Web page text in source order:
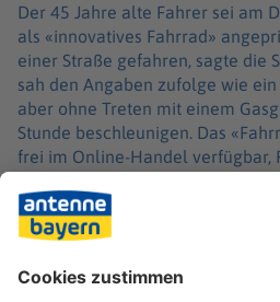
Der 45 Jahre alte Fahrer sei am
als «innovatives Fahrrad»
einer Straße gefahren, sagte die
sah den Angaben zufolge wie
aber ohne Treten mit einem
Stunde beschleunigen. Das
frei im Online-Handel verfügbar,
jedoch Pflicht.
Die Polizisten stellten das
Gegen den 45-Jährigen wird